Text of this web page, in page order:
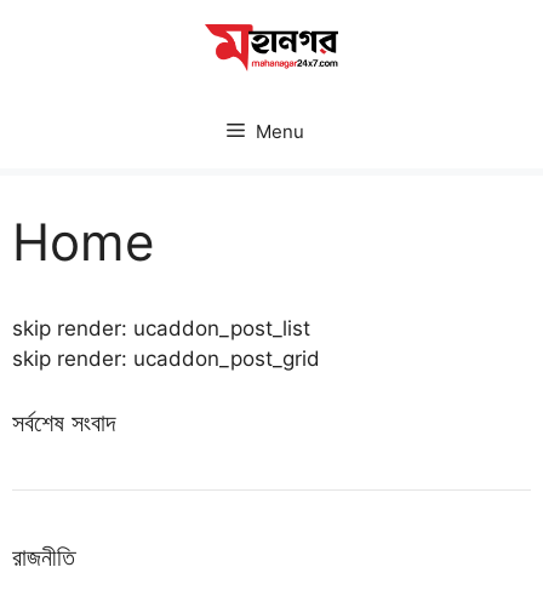
Menu
Home
skip render: ucaddon_post_list
skip render: ucaddon_post_grid
সর্বশেষ সংবাদ
রাজনীতি